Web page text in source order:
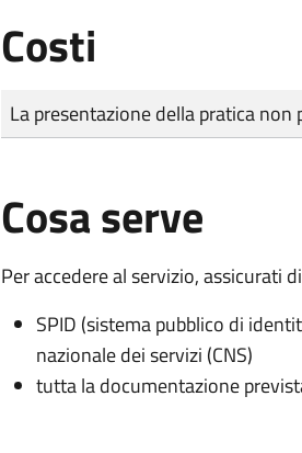
Costi
Tipo di pagamento
Importo
La presentazione della pratica
Cosa serve
Per accedere al servizio, assicurati
SPID (sistema pubblico di
nazionale dei servizi (CNS)
tutta la documentazione